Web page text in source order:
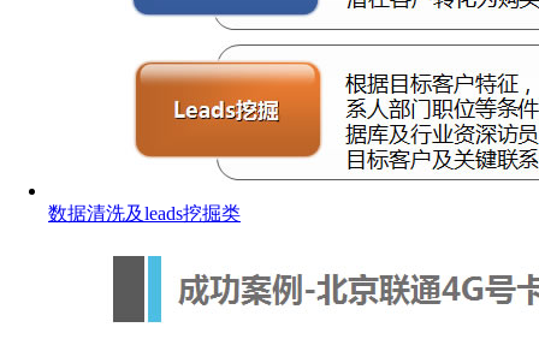
数据清洗及leads挖掘类